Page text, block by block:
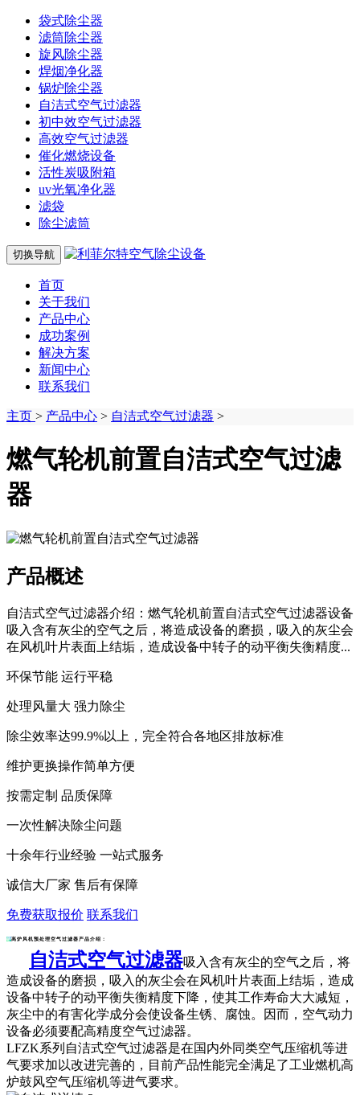
袋式除尘器
滤筒除尘器
旋风除尘器
焊烟净化器
锅炉除尘器
自洁式空气过滤器
初中效空气过滤器
高效空气过滤器
催化燃烧设备
活性炭吸附箱
uv光氧净化器
滤袋
除尘滤筒
切换导航
首页
关于我们
产品中心
成功案例
解决方案
新闻中心
联系我们
主页 > 产品中心 > 自洁式空气过滤器 >
燃气轮机前置自洁式空气过滤
器
产品概述
自洁式空气过滤器介绍：燃气轮机前置自洁式空气过滤器设备
吸入含有灰尘的空气之后，将造成设备的磨损，吸入的灰尘会
在风机叶片表面上结垢，造成设备中转子的动平衡失衡精度...
环保节能 运行平稳
处理风量大 强力除尘
除尘效率达99.9%以上，完全符合各地区排放标准
维护更换操作简单方便
按需定制 品质保障
一次性解决除尘问题
十余年行业经验 一站式服务
诚信大厂家 售后有保障
免费获取报价 联系我们
高炉风机预处理空气过滤器产品介绍：
自洁式空气过滤器吸入含有灰尘的空气之后，将
造成设备的磨损，吸入的灰尘会在风机叶片表面上结垢，造成
设备中转子的动平衡失衡精度下降，使其工作寿命大大减短，
灰尘中的有害化学成分会使设备生锈、腐蚀。因而，空气动力
设备必须要配高精度空气过滤器。
LFZK系列 自洁式空气过滤器是在国内外同类空气压缩机等进
气要求加以改进完善的，目前产品性能完全满足了工业燃机高
炉鼓风空气压缩机等进气要求。